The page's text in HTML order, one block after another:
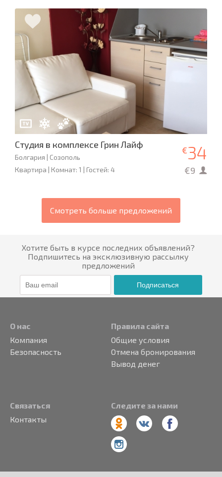
Студия в комплексе Грин Лайф
Болгария | Созополь
Квартира | Комнат: 1 | Гостей: 4
€34
€9
Смотреть больше предложений
Хотите быть в курсе последних объявлений?
Подпишитесь на эксклюзивную рассылку
предложений
Подписаться
О нас
Компания
Безопасность
Правила сайта
Общие условия
Отмена бронирования
Вывод денег
Связаться
Контакты
Следите за нами